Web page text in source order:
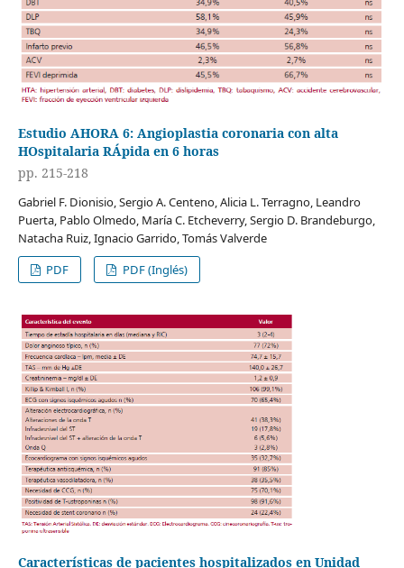
Estudio AHORA 6: Angioplastia coronaria con alta
HOspitalaria RÁpida en 6 horas
pp. 215-218
Gabriel F. Dionisio, Sergio A. Centeno, Alicia L. Terragno, Leandro
Puerta, Pablo Olmedo, María C. Etcheverry, Sergio D. Brandeburgo,
Natacha Ruiz, Ignacio Garrido, Tomás Valverde
PDF
PDF (Inglés)
Características de pacientes hospitalizados en Unidad